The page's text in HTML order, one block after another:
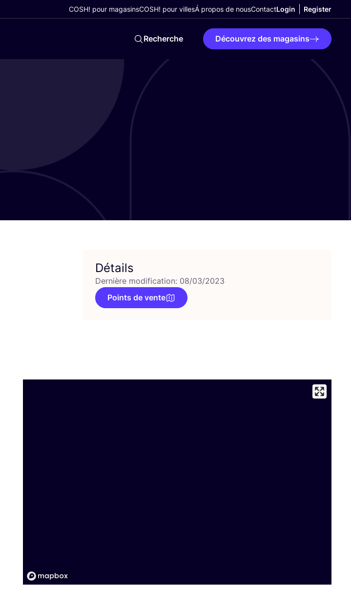
COSH! pour magasinsCOSH! pour villesÁ propos de nousContactLogin Register
Recherche Découvrez des magasins
Détails
Dernière modification: 08/03/2023
Points de vente